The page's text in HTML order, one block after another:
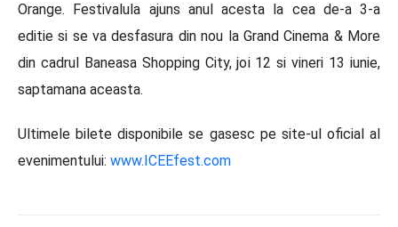
Orange. Festivalula ajuns anul acesta la cea de-a 3-a
editie si se va desfasura din nou la Grand Cinema & More
din cadrul Baneasa Shopping City, joi 12 si vineri 13 iunie,
saptamana aceasta.
Ultimele bilete disponibile se gasesc pe site-ul oficial al
evenimentului: www.ICEEfest.com